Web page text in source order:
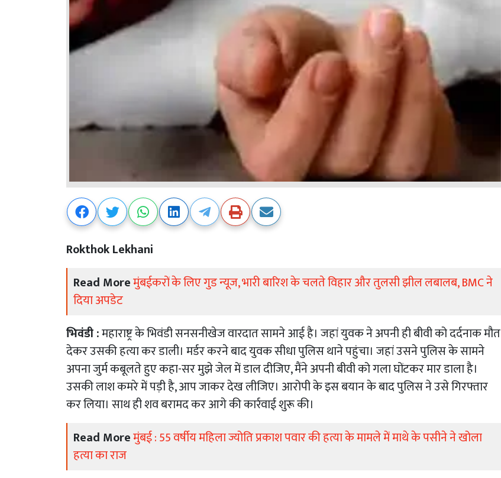
Rokthok Lekhani
Read Moreमुंबईकरों के लिए गुड न्यूज, भारी बारिश के चलते विहार और तुलसी झील लबालब, BMC ने
दिया अपडेट
भिवंडी :महाराष्ट्र के भिवंडी सनसनीखेज वारदात सामने आई है। जहां युवक ने अपनी ही बीवी को दर्दनाक मौत
देकर उसकी हत्या कर डाली। मर्डर करने बाद युवक सीधा पुलिस थाने पहुंचा। जहां उसने पुलिस के सामने
अपना जुर्म कबूलते हुए कहा-सर मुझे जेल में डाल दीजिए, मैंने अपनी बीवी को गला घोंटकर मार डाला है।
उसकी लाश कमरे में पड़ी है, आप जाकर देख लीजिए। आरोपी के इस बयान के बाद पुलिस ने उसे गिरफ्तार
कर लिया। साथ ही शव बरामद कर आगे की कार्रवाई शुरू की।
Read Moreमुंबई : 55 वर्षीय महिला ज्योति प्रकाश पवार की हत्या के मामले में माथे के पसीने ने खोला
हत्या का राज